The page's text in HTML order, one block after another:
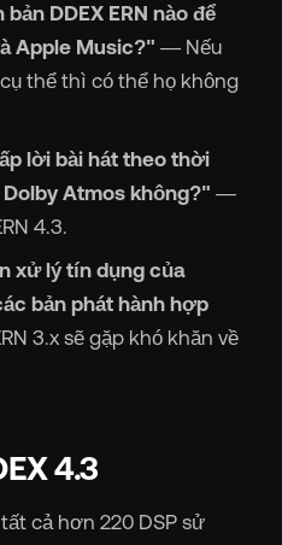
DDEX ERN nào để
Apple Music?" — Nếu
thể thì có thể họ không
lời bài hát theo thời
Atmos không?" —
4.3.
xử lý tín dụng của
bản phát hành hợp
3.x sẽ gặp khó khăn về
4.3
cả hơn 220 DSP sử